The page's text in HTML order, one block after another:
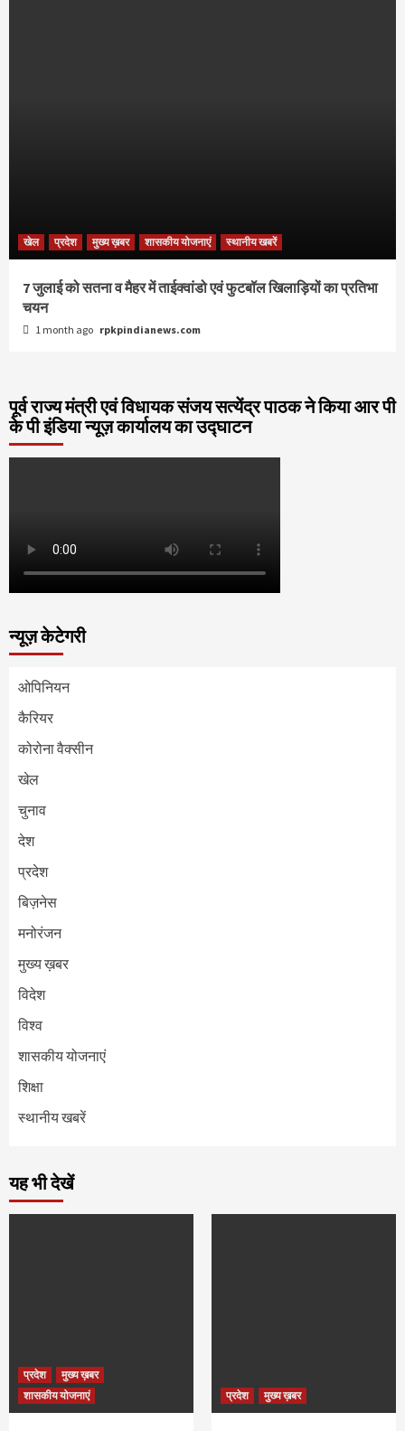
खेल प्रदेश मुख्य ख़बर शासकीय योजनाएं स्थानीय खबरें
7 जुलाई को सतना व मैहर में ताईक्वांडो एवं फुटबॉल खिलाड़ियों का प्रतिभा
चयन
1 month ago rpkpindianews.com
पूर्व राज्य मंत्री एवं विधायक संजय सत्येंद्र पाठक ने किया आर पी
के पी इंडिया न्यूज़ कार्यालय का उद्घाटन
न्यूज़ केटेगरी
ओपिनियन
कैरियर
कोरोना वैक्सीन
खेल
चुनाव
देश
प्रदेश
बिज़नेस
मनोरंजन
मुख्य ख़बर
विदेश
विश्व
शासकीय योजनाएं
शिक्षा
स्थानीय खबरें
यह भी देखें
प्रदेश
मुख्य ख़बर
शासकीय योजनाएं
प्रदेश मुख्य ख़बर